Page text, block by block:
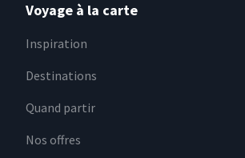
Voyage à la carte
Inspiration
Destinations
Quand partir
Nos offres